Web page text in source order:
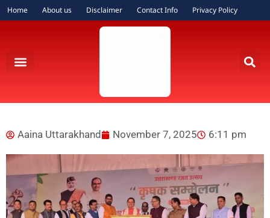
Home About us Disclaimer Contact Info Privacy Policy
Aaina Uttarakhand November 7, 2025 6:11 pm